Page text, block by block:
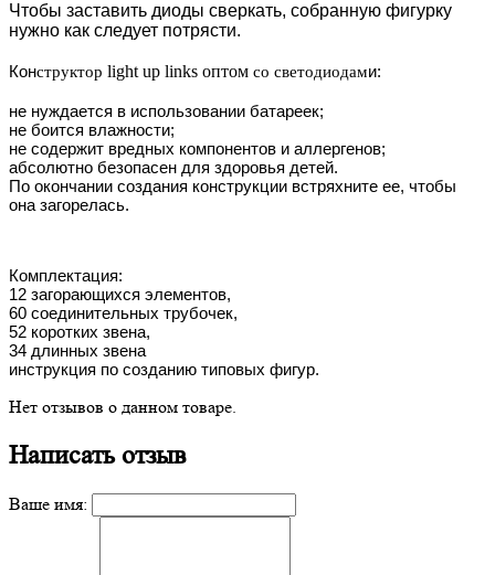
Чтобы заставить диоды сверкать, собранную фигурку
нужно как следует потрясти.
Конструктор light up links оптом со светодиодами:
не нуждается в использовании батареек;
не боится влажности;
не содержит вредных компонентов и аллергенов;
абсолютно безопасен для здоровья детей.
По окончании создания конструкции встряхните ее, чтобы
она загорелась.
Комплектация:
12 загорающихся элементов,
60 соединительных трубочек,
52 коротких звена,
34 длинных звена
инструкция по созданию типовых фигур.
Нет отзывов о данном товаре.
Написать отзыв
Ваше имя: